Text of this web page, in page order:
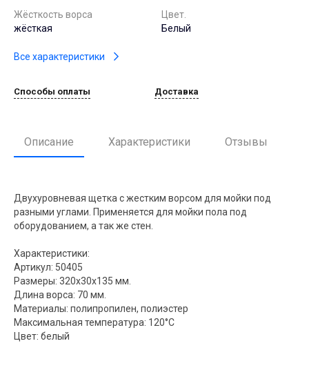
Жёсткость ворса
жёсткая
Цвет.
Белый
Все характеристики
Способы оплаты Доставка
Описание Характеристики Отзывы
Двухуровневая щетка с жестким ворсом для мойки под
разными углами. Применяется для мойки пола под
оборудованием, а так же стен.
Характеристики:
Артикул: 50405
Размеры: 320x30x135 мм.
Длина ворса: 70 мм.
Материалы: полипропилен, полиэстер
Максимальная температура: 120°С
Цвет: белый